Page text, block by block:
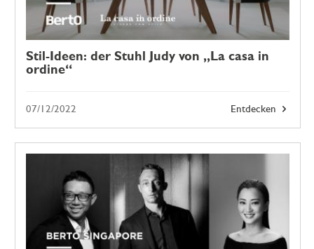
Stil-Ideen: der Stuhl Judy von „La casa in
ordine“
Entdecken
07/12/2022